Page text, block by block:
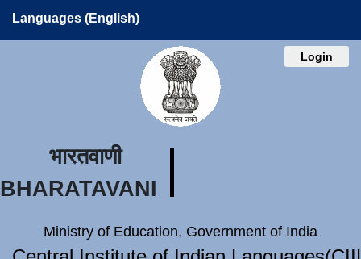
Languages (English)
Login
भारतवाणी
BHARATAVANI
Ministry of Education, Government of India